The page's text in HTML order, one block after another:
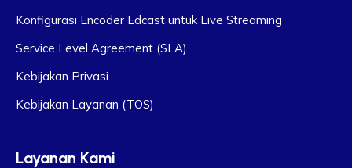
Konfigurasi Encoder Edcast untuk Live Streaming
Service Level Agreement (SLA)
Kebijakan Privasi
Kebijakan Layanan (TOS)
Layanan Kami